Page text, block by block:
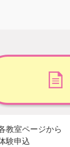
教室ページから
験申込